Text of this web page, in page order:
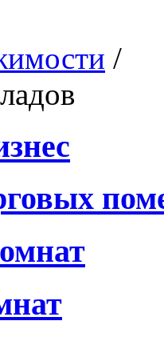
/